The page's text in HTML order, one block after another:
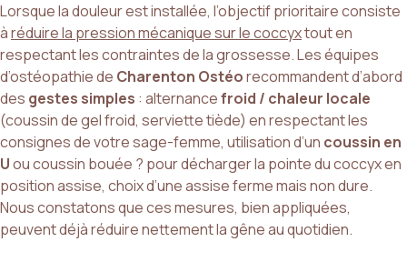
Lorsque la douleur est installée, l’objectif prioritaire consiste
àréduire la pression mécanique sur le coccyxtout en
respectant les contraintes de la grossesse. Les équipes
d’ostéopathie de Charenton Ostéorecommandent d’abord
des gestes simples : alternancefroid / chaleur locale
(coussin de gel froid, serviette tiède) en respectant les
consignes de votre sage-femme, utilisation d’un coussin en
Uou coussin bouée ? pour décharger la pointe du coccyx en
position assise, choix d’une assise ferme mais non dure.
Nous constatons que ces mesures, bien appliquées,
peuvent déjà réduire nettement la gêne au quotidien.